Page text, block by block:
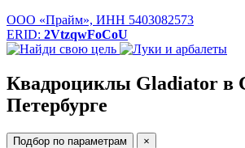
ООО «Прайм», ИНН 5403082573
ERID: 2VtzqwFoCoU
Квадроциклы Gladiator в
Петербурге
Подбор по параметрам ×